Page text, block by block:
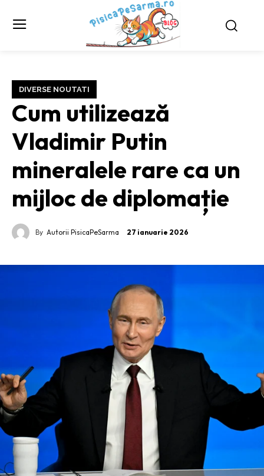
DIVERSE NOUTATI
Cum utilizează
Vladimir Putin
mineralele rare ca un
mijloc de diplomație
By Autorii PisicaPeSarma 27 ianuarie 2026